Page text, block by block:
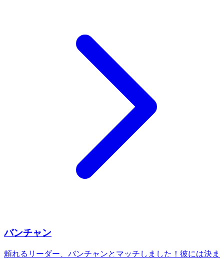
バンチャン
頼れるリーダー、バンチャンとマッチしました！彼には決ま